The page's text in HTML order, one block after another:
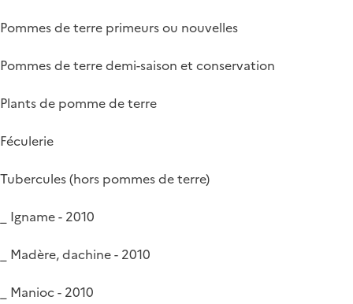
Pommes de terre primeurs ou nouvelles
Pommes de terre demi-saison et conservation
Plants de pomme de terre
Féculerie
Tubercules (hors pommes de terre)
_ Igname - 2010
_ Madère, dachine - 2010
_ Manioc - 2010